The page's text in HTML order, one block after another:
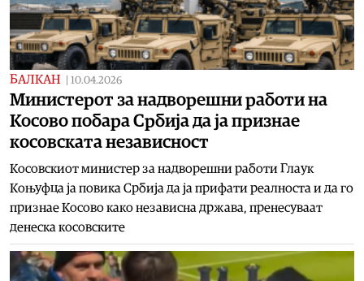
БАЛКАН 10.04.2026
Министерот за надворешни работи на
Косово побара Србија да ја признае
косовската независност
Косовскиот министер за надворешни работи Глаук
Коњуфца ја повика Србија да ја прифати реалноста и да го
признае Косово како независна држава, пренесуваат
денеска косовските